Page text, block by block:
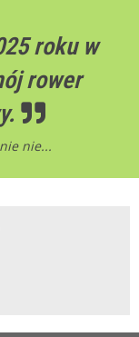
roku w
rower
nie...